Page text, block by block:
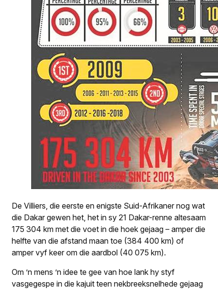
De Villiers, die eerste en enigste Suid-Afrikaner nog wat
die Dakar gewen het, het in sy 21 Dakar-renne altesaam
175 304 km met die voet in die hoek gejaag – amper die
helfte van die afstand maan toe (384 400 km) of
amper vyf keer om die aardbol (40 075 km).
Om ’n mens ’n idee te gee van hoe lank hy styf
vasgegespe in die kajuit teen nekbreeksnelhede gejaag